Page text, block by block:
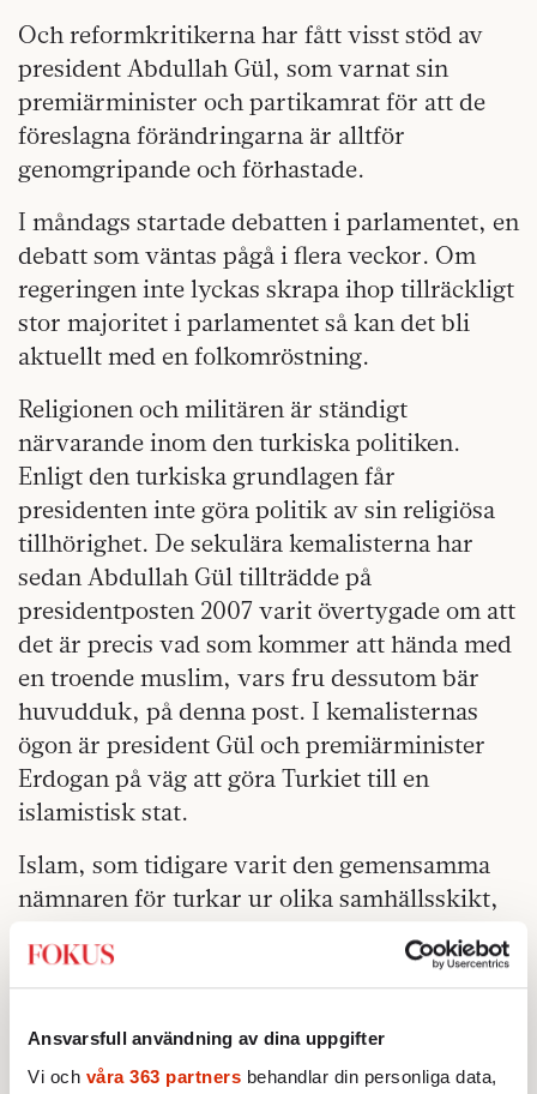
Ansvarsfull användning av dina uppgifter
Vi och våra 363 partners behandlar din personliga data,
Och reformkritikerna har fått visst stöd av
president Abdullah Gül, som varnat sin
premiärminister och partikamrat för att de
föreslagna förändringarna är alltför
genomgripande och förhastade.
I måndags startade debatten i parlamentet, en
debatt som väntas pågå i flera veckor. Om
regeringen inte lyckas skrapa ihop tillräckligt
stor majoritet i parlamentet så kan det bli
aktuellt med en folkomröstning.
Religionen och militären är ständigt
närvarande inom den turkiska politiken.
Enligt den turkiska grundlagen får
presidenten inte göra politik av sin religiösa
tillhörighet. De sekulära kemalisterna har
sedan Abdullah Gül tillträdde på
presidentposten 2007 varit övertygade om att
det är precis vad som kommer att hända med
en troende muslim, vars fru dessutom bär
huvudduk, på denna post. I kemalisternas
ögon är president Gül och premiärminister
Erdogan på väg att göra Turkiet till en
islamistisk stat.
Islam, som tidigare varit den gemensamma
nämnaren för turkar ur olika samhällsskikt,
förlorade denna roll i och med den nya,
sekulariserade och högutbildade klass som
Atatürk skapade. Den största religiösa
gruppen, sunnimuslimerna, fann sig aldrig
riktigt tillrätta i Atatürks nya, sekulära